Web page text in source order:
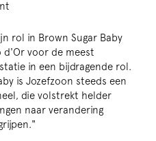
rol in Brown Sugar Baby
d'Or voor de meest
in een bijdragende rol.
is Jozefzoon steeds een
die volstrekt helder
naar verandering